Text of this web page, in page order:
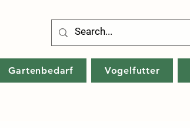
Gartenbedarf Vogelfutter